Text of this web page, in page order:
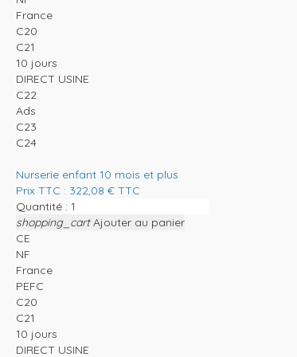
France
C20
C21
10 jours
DIRECT USINE
C22
Ads
C23
C24
Nurserie enfant 10 mois et plus
Prix TTC : 322,08 € TTC
Quantité :
shopping_cart Ajouter au panier
CE
NF
France
PEFC
C20
C21
10 jours
DIRECT USINE